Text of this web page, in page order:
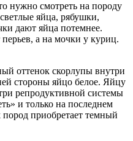
нужно смотреть на породу
яйца, рябушки,
дают яйца потемнее.
а на мочки у куриц.
оттенок скорлупы внутри
стороны яйцо белое. Яйцу
репродуктивной системы
и только на последнем
пород приобретает темный